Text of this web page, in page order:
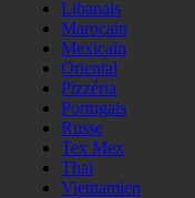
Libanais
Marocain
Mexicain
Oriental
Pizzéria
Portugais
Russe
Tex Mex
Thaï
Vietnamien